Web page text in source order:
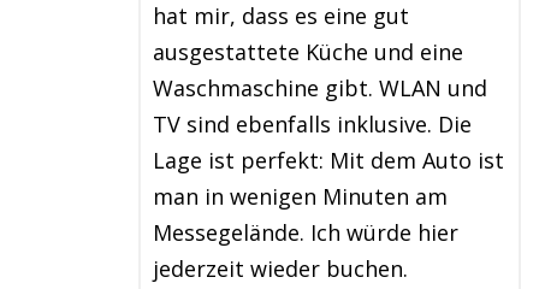
hat mir, dass es eine gut
ausgestattete Küche und eine
Waschmaschine gibt. WLAN und
TV sind ebenfalls inklusive. Die
Lage ist perfekt: Mit dem Auto ist
man in wenigen Minuten am
Messegelände. Ich würde hier
jederzeit wieder buchen.